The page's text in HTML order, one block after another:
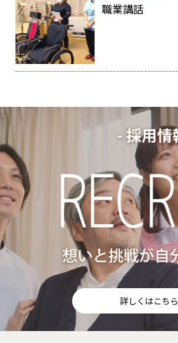
職業講話
詳しくはこちら